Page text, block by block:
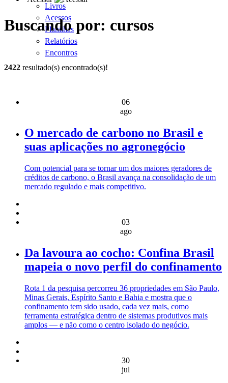
Livros
Acessos
Planilhas
Relatórios
Encontros
Buscando por: cursos
2422 resultado(s) encontrado(s)!
06
ago
O mercado de carbono no Brasil e
suas aplicações no agronegócio
Com potencial para se tornar um dos maiores geradores de
créditos de carbono, o Brasil avança na consolidação de um
mercado regulado e mais competitivo.
03
ago
Da lavoura ao cocho: Confina Brasil
mapeia o novo perfil do confinamento
Rota 1 da pesquisa percorreu 36 propriedades em São Paulo,
Minas Gerais, Espírito Santo e Bahia e mostra que o
confinamento tem sido usado, cada vez mais, como
ferramenta estratégica dentro de sistemas produtivos mais
amplos — e não como o centro isolado do negócio.
30
jul